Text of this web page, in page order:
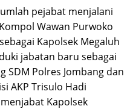
pejabat menjalani
Wawan Purwoko
Kapolsek Megaluh
jabatan baru sebagai
SDM Polres Jombang dan
AKP Trisulo Hadi
Kapolsek